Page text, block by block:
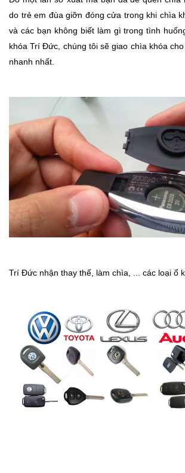
do trẻ em đùa giỡn đóng cửa trong khi chìa
và các bạn không biết làm gì trong tình
khóa Trí Đức, chúng tôi sẽ giao chìa khóa
nhanh nhất.
Trí Đức nhận thay thế, làm chìa, ... các loại ổ